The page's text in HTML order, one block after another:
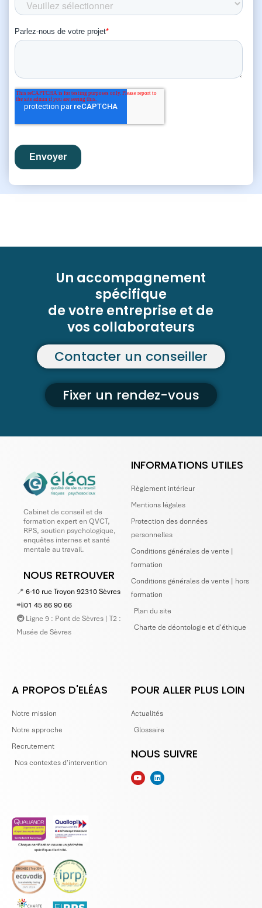
Un accompagnement
spécifique
de votre entreprise et de
vos collaborateurs
Contacter un conseiller
Fixer un rendez-vous
Cabinet de conseil et de
formation expert en QVCT,
RPS, soutien psychologique,
enquêtes internes et santé
mentale au travail.
NOUS RETROUVER
📍 6-10 rue Troyon 92310 Sèvres
📲01 45 86 90 66
🚇 Ligne 9 : Pont de Sèvres | T2 :
Musée de Sèvres
INFORMATIONS UTILES
Règlement intérieur
Mentions légales
Protection des données
personnelles
Conditions générales de vente |
formation
Conditions générales de vente | hors
formation
Plan du site
Charte de déontologie et d'éthique
A PROPOS D'ELÉAS
Notre mission
Notre approche
Recrutement
Nos contextes d'intervention
POUR ALLER PLUS LOIN
Actualités
Glossaire
NOUS SUIVRE